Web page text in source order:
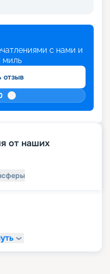
с нами и
миль
отзыв
от наших